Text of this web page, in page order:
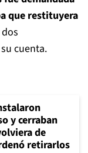
que restituyera
cuenta.
y cerraban
de
retirarlos